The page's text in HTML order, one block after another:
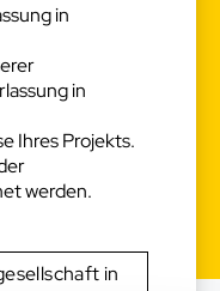
in
in
Ihres Projekts.
werden.
in